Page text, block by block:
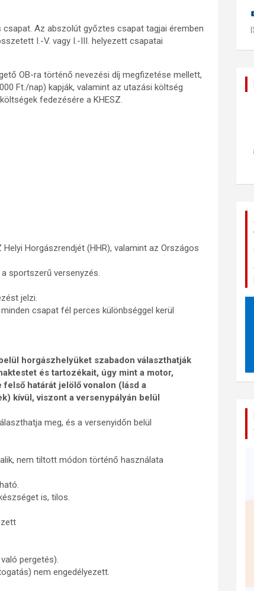
Az abszolút győztes csapat tagjai éremben
I.-V. vagy I.-III. helyezett csapatai
OB-ra történő nevezési díj megfizetése mellett,
Ft./nap) kapják, valamint az utazási költség
fedezésére a KHESZ.
Horgászrendjét (HHR), valamint az Országos
sportszerű versenyzés.
jelzi.
csapat fél perces különbséggel kerül
horgászhelyüket szabadon választhatják
és tartozékait, úgy mint a motor,
határát jelölő vonalon (lásd a
kívül, viszont a versenypályán belül
meg, és a versenyidőn belül
nem tiltott módon történő használata
is, tilos.
pergetés).
nem engedélyezett.